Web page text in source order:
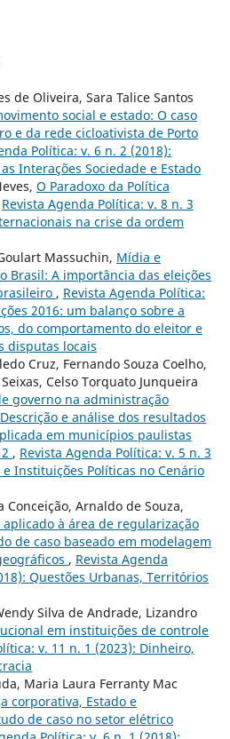
de Oliveira, Sara Talice Santos
social e estado: O caso
e da rede cicloativista de Porto
Política: v. 6 n. 2 (2018):
Interações Sociedade e Estado
O Paradoxo da Política
Revista Agenda Política: v. 8 n. 3
na crise da ordem
Massuchin, Mídia e
Brasil: A importância das eleições
, Revista Agenda Política:
2016: um balanço sobre a
do comportamento do eleitor e
disputas locais
Cruz, Fernando Souza Coelho,
Celso Torquato Junqueira
governo na administração
e análise dos resultados
em municípios paulistas
, Revista Agenda Política: v. 5 n. 3
e Instituições Políticas no Cenário
Conceição, Arnaldo de Souza,
à área de regularização
de caso baseado em modelagem
, Revista Agenda
Questões Urbanas, Territórios
Silva de Andrade, Lizandro
em instituições de controle
v. 11 n. 1 (2023): Dinheiro,
Maria Laura Ferranty Mac
corporativa, Estado e
de caso no setor elétrico